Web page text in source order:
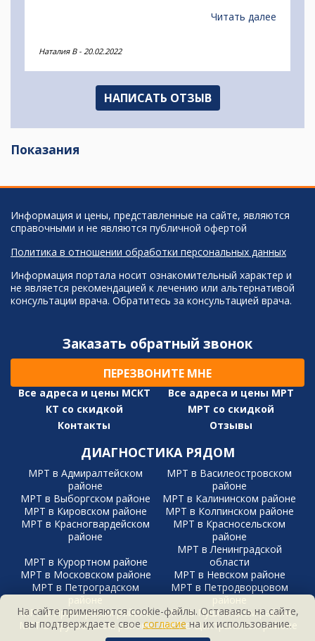
не могли до них дозвониться. Однако,
записалась. Отличный и нужный сервис.
Читать далее
Наталия В - 20.02.2022
НАПИСАТЬ ОТЗЫВ
Показания
Информация и цены, представленные на сайте, являются
справочными и не являются публичной офертой
Политика в отношении обработки персональных данных
Информация портала носит ознакомительный характер и
не является рекомендацией к лечению или альтернативой
консультации врача. Обратитесь за консультацией врача.
Заказать обратный звонок
ПЕРЕЗВОНИТЕ МНЕ
Все адреса и цены МСКТ
Все адреса и цены МРТ
КТ со скидкой
МРТ со скидкой
Контакты
Отзывы
ДИАГНОСТИКА РЯДОМ
МРТ в Адмиралтейском
районе
МРТ в Василеостровском
районе
МРТ в Выборгском районе
МРТ в Калининском районе
МРТ в Кировском районе
МРТ в Колпинском районе
МРТ в Красногвардейском
районе
МРТ в Красносельском
районе
МРТ в Курортном районе
МРТ в Ленинградской
области
МРТ в Московском районе
МРТ в Невском районе
МРТ в Петроградском
районе
МРТ в Петродворцовом
районе
МРТ в Приморском районе
МРТ в Пушкинском районе
МРТ в Фрунзенском районе
МРТ в Центральном районе
На сайте применяются cookie-файлы. Оставаясь на сайте,
вы подтверждаете своесогласиена их использование.